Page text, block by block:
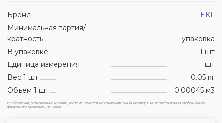
Бренд
EKF
Минимальная партия/
кратность
упаковка
В упаковке
1 шт
Единица измерения
шт
Вес 1 шт
0.05 кг
Объем 1 шт
0.00045 м3
Изображения, размещенные на сайте, носят исключительно ознакомительный характер и не являются точным отображением
фактических характеристик товара.